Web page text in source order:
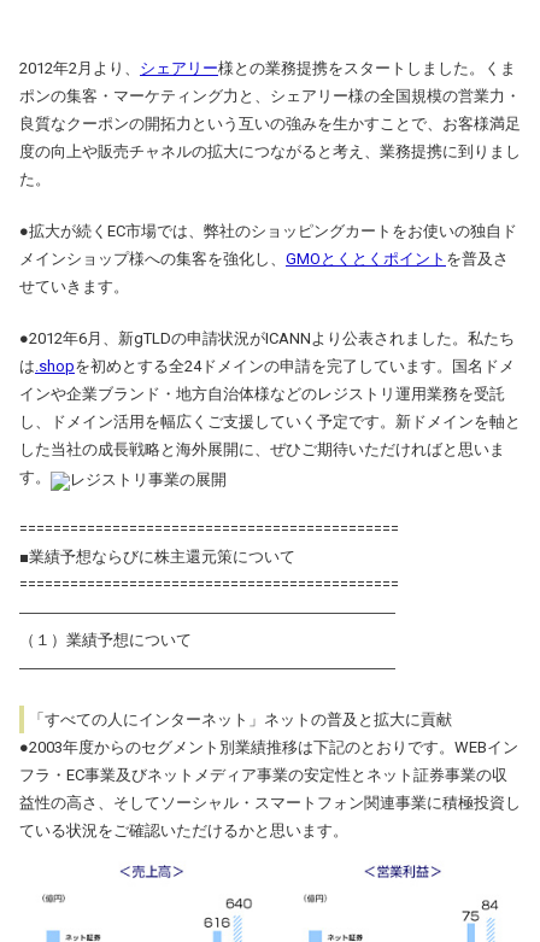
2012年2月より、 シェアリー様との業務提携をスタートしました。くま
ポンの集客・マーケティング力と、シェアリー様の全国規模の営業力・
良質なクーポンの開拓力という互いの強みを生かすことで、お客様満足
度の向上や販売チャネルの拡大につながると考え、業務提携に到りまし
た。
●拡大が続くEC市場では、弊社のショッピングカートをお使いの独自ド
メインショップ様への集客を強化し、 GMOとくとくポイント を普及さ
せていきます。
●2012年6月、新gTLDの申請状況がICANNより公表されました。私たち
は .shopを初めとする全24ドメインの申請を完了しています。国名ドメ
インや企業ブランド・地方自治体様などのレジストリ運用業務を受託
し、ドメイン活用を幅広くご支援していく予定です。新ドメインを軸と
した当社の成長戦略と海外展開に、ぜひご期待いただければと思いま
す。
=============================================
■業績予想ならびに株主還元策について
=============================================
――――――――――――――――――――――――
（１）業績予想について
――――――――――――――――――――――――
「すべての人にインターネット」ネットの普及と拡大に貢献
●2003年度からのセグメント別業績推移は下記のとおりです。WEBイン
フラ・EC事業及びネットメディア事業の安定性とネット証券事業の収
益性の高さ、そしてソーシャル・スマートフォン関連事業に積極投資し
ている状況をご確認いただけるかと思います。